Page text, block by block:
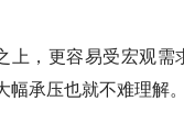
上，更容易受宏观需
承压也就不难理解。